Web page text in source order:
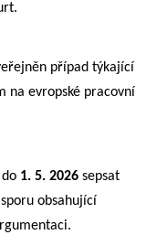
případ týkající
na evropské pracovní
1. 5. 2026 sepsat
obsahující